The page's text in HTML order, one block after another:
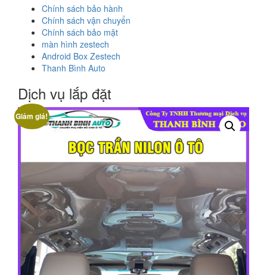
Chính sách bảo hành
Chính sách vận chuyển
Chính sách bảo mật
màn hình zestech
Android Box Zestech
Thanh Bình Auto
Dịch vụ lắp đặt
Giảm giá!